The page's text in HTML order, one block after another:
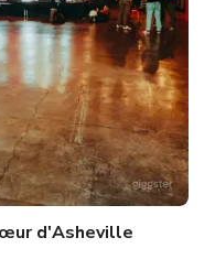
d'Asheville